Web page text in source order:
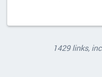
1429 links,